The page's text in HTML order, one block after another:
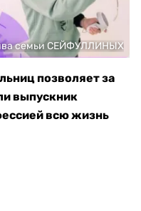
семьи СЕЙФУЛЛИНЫХ
позволяет за
выпускник
всю жизнь